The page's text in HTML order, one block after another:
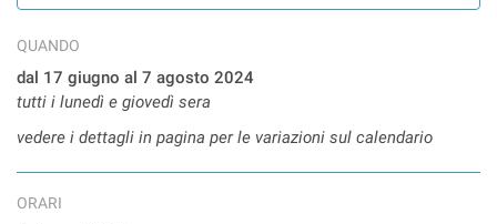
QUANDO
dal 17 giugno al 7 agosto 2024
tutti i lunedì e giovedì sera
vedere i dettagli in pagina per le variazioni sul calendario
ORARI